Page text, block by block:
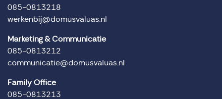
085-0813218
werkenbij@domusvaluas.nl
Marketing & Communicatie
085-0813212
communicatie@domusvaluas.nl
Family Office
085-0813213